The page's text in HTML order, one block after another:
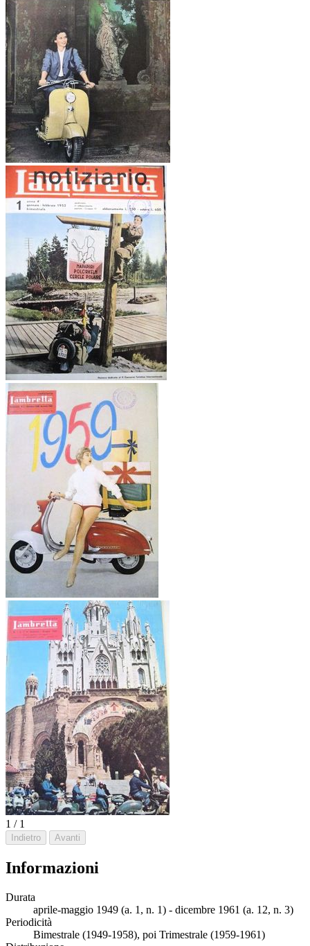
1 / 1
Indietro Avanti
Informazioni
Durata
aprile-maggio 1949 (a. 1, n. 1) - dicembre 1961 (a. 12, n. 3)
Periodicità
Bimestrale (1949-1958), poi Trimestrale (1959-1961)